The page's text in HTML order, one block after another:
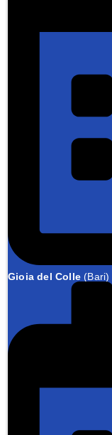
Gioia del Colle (Bari)